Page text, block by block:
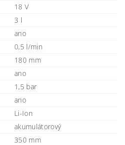
18 V
3 l
ano
0,5 l/min
180 mm
ano
1,5 bar
ano
Li-Ion
akumulátorový
350 mm